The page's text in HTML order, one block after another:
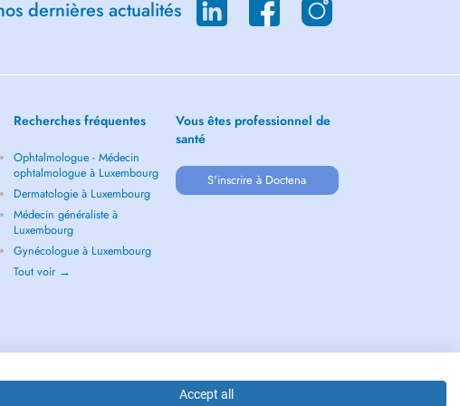
dernières actualités
Recherches fréquentes
Ophtalmologue - Médecin
ophtalmologue à Luxembourg
Dermatologie à Luxembourg
Médecin généraliste à
Luxembourg
Gynécologue à Luxembourg
Tout voir →
Vous êtes professionnel de
santé
S'inscrire à Doctena
Accept all